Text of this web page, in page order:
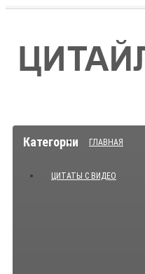
Категории ГЛАВНАЯ
ЦИТАТЫ С ВИДЕО